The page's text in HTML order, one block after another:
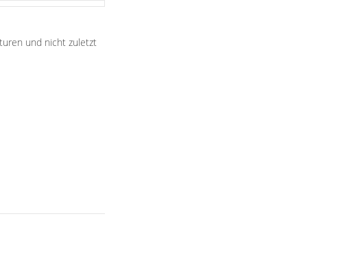
und nicht zuletzt